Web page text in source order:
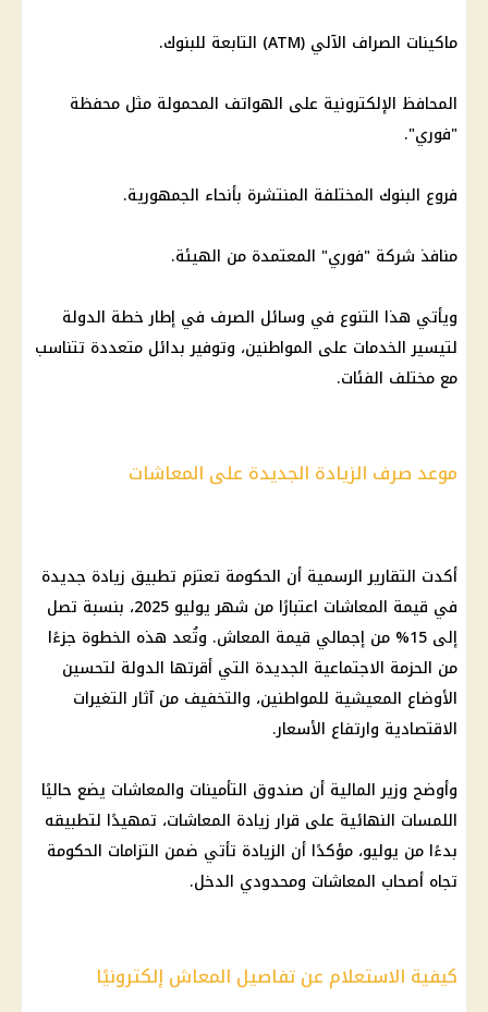
ماكينات الصراف الآلي (ATM) التابعة للبنوك.
المحافظ الإلكترونية على الهواتف المحمولة مثل محفظة
"فوري".
فروع البنوك المختلفة المنتشرة بأنحاء الجمهورية.
منافذ شركة "فوري" المعتمدة من الهيئة.
ويأتي هذا التنوع في وسائل الصرف في إطار خطة الدولة
لتيسير الخدمات على المواطنين، وتوفير بدائل متعددة تتناسب
مع مختلف الفئات.
موعد صرف الزيادة الجديدة على المعاشات
أكدت التقارير الرسمية أن الحكومة تعتزم تطبيق زيادة جديدة
في قيمة المعاشات اعتبارًا من شهر يوليو 2025، بنسبة تصل
إلى 15% من إجمالي قيمة المعاش. وتُعد هذه الخطوة جزءًا
من الحزمة الاجتماعية الجديدة التي أقرتها الدولة لتحسين
الأوضاع المعيشية للمواطنين، والتخفيف من آثار التغيرات
الاقتصادية وارتفاع الأسعار.
وأوضح وزير المالية أن صندوق التأمينات والمعاشات يضع حاليًا
اللمسات النهائية على قرار زيادة المعاشات، تمهيدًا لتطبيقه
بدءًا من يوليو، مؤكدًا أن الزيادة تأتي ضمن التزامات الحكومة
تجاه أصحاب المعاشات ومحدودي الدخل.
كيفية الاستعلام عن تفاصيل المعاش إلكترونيًا